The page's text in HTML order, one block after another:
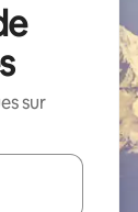
sur
flèches vers le